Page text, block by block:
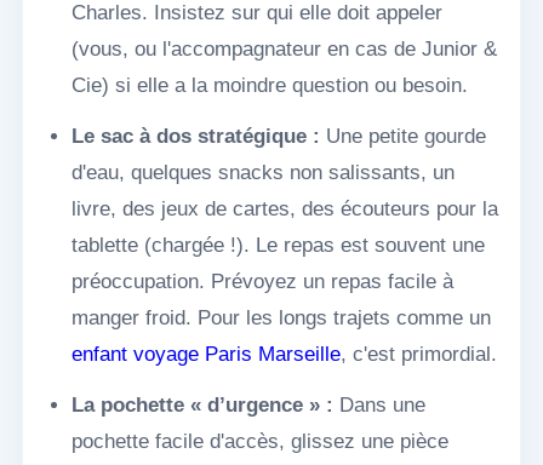
Charles. Insistez sur qui elle doit appeler
(vous, ou l'accompagnateur en cas de Junior &
Cie) si elle a la moindre question ou besoin.
Le sac à dos stratégique : Une petite gourde
d'eau, quelques snacks non salissants, un
livre, des jeux de cartes, des écouteurs pour la
tablette (chargée !). Le repas est souvent une
préoccupation. Prévoyez un repas facile à
manger froid. Pour les longs trajets comme un
enfant voyage Paris Marseille, c'est primordial.
La pochette « d’urgence » : Dans une
pochette facile d'accès, glissez une pièce